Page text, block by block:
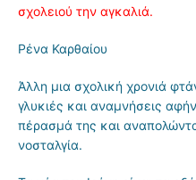
σχολειού την αγκαλιά.
Ρένα Καρθαίου
Άλλη μια σχολική χρονιά
γλυκιές και αναμνήσεις
πέρασμά της και
νοσταλγία.